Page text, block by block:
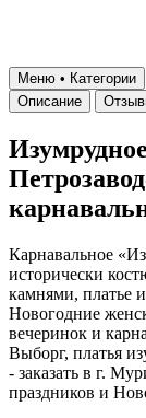
Меню • Категории
Описание
Карнавальное
исторически
камнями, платье
Новогодние
вечеринок и
Выборг, платья
- заказать в г.
праздников и